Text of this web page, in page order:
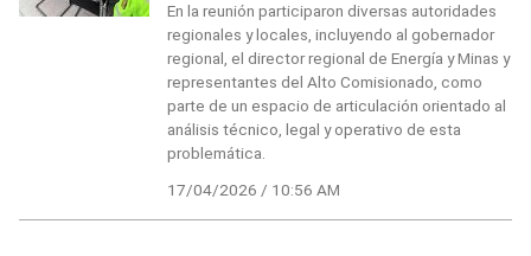
En la reunión participaron diversas autoridades
regionales y locales, incluyendo al gobernador
regional, el director regional de Energía y Minas y
representantes del Alto Comisionado, como
parte de un espacio de articulación orientado al
análisis técnico, legal y operativo de esta
problemática.
17/04/2026 / 10:56 AM